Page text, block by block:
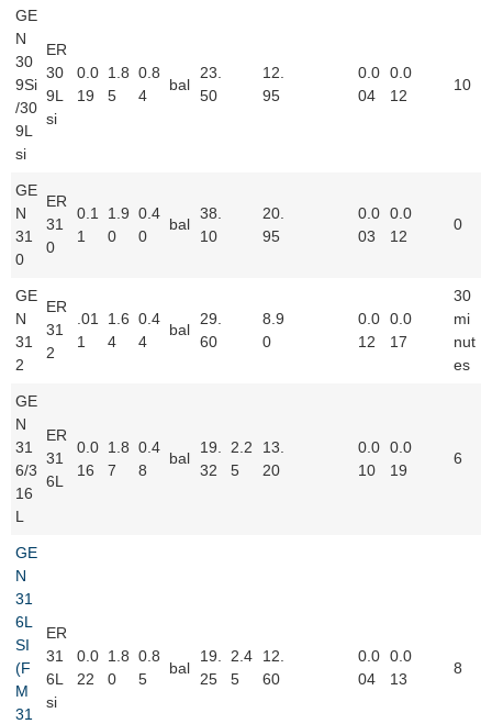
GE
N
30
9Si
/30
9L
si
ER
30
9L
si
0.0
19
1.8
5
0.8
4
bal
23.
50
12.
95
0.0
04
0.0
12
10
GE
N
31
0
ER
31
0
0.1
1
1.9
0
0.4
0
bal
38.
10
20.
95
0.0
03
0.0
12
0
GE
N
31
2
ER
31
2
.01
1
1.6
4
0.4
4
bal
29.
60
8.9
0
0.0
12
0.0
17
30
mi
nut
es
GE
N
31
6/3
16
L
ER
31
6L
0.0
16
1.8
7
0.4
8
bal
19.
32
2.2
5
13.
20
0.0
10
0.0
19
6
GE
N
31
6L
SI
(F
M
31
ER
31
6L
si
0.0
22
1.8
0
0.8
5
bal
19.
25
2.4
5
12.
60
0.0
04
0.0
13
8